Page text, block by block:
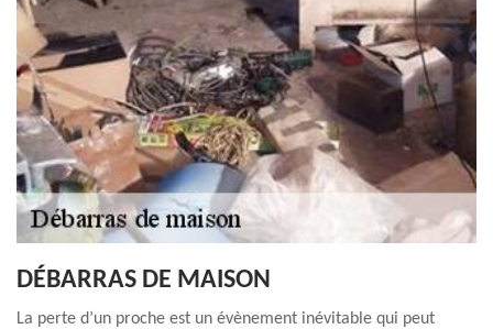
DÉBARRAS DE MAISON
La perte d’un proche est un évènement inévitable qui peut